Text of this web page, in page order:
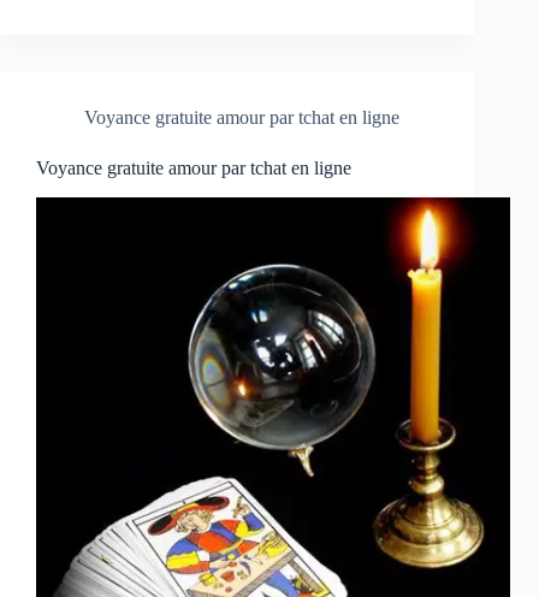
Voyance gratuite amour par tchat en ligne
Voyance gratuite amour par tchat en ligne